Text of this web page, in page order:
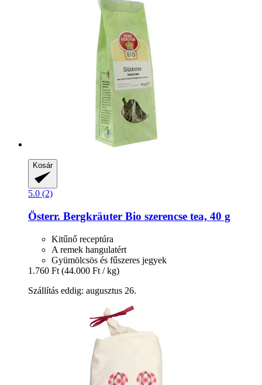
Kosár
5.0 (2)
Österr. Bergkräuter Bio szerencse tea, 40 g
Kitűnő receptúra
A remek hangulatért
Gyümölcsös és fűszeres jegyek
1.760 Ft (44.000 Ft / kg)
Szállítás eddig: augusztus 26.